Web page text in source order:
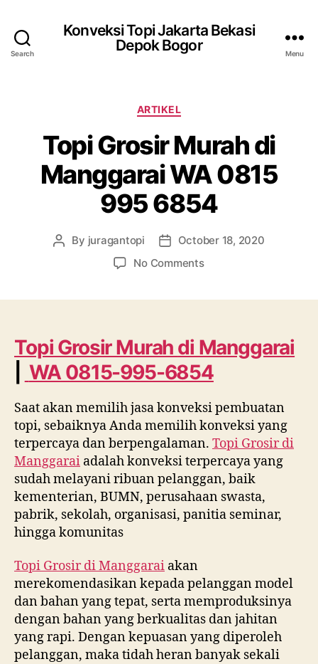
Search
Konveksi Topi Jakarta Bekasi
Depok Bogor
Menu
Categories
ARTIKEL
Topi Grosir Murah di
Manggarai WA 0815
995 6854
Post
By juragantopi
PostOctober 18, 2020
No Commentson
Manggarai
WA
0815
6854
Topi Grosir Murah di Manggarai
WA 0815-995-6854
Saat akan memilih jasa konveksi pembuatan
topi, sebaiknya Anda memilih konveksi yang
terpercaya dan berpengalaman. Topi Grosir di
Manggarai adalah konveksi terpercaya yang
sudah melayani ribuan pelanggan, baik
kementerian, BUMN, perusahaan swasta,
pabrik, sekolah, organisasi, panitia seminar,
hingga komunitas
Topi Grosir diManggarai akan
merekomendasikan kepada pelanggan model
dan bahan yang tepat, serta memproduksinya
dengan bahan yang berkualitas dan jahitan
yang rapi. Dengan kepuasan yang diperoleh
pelanggan, maka tidah heran banyak sekali